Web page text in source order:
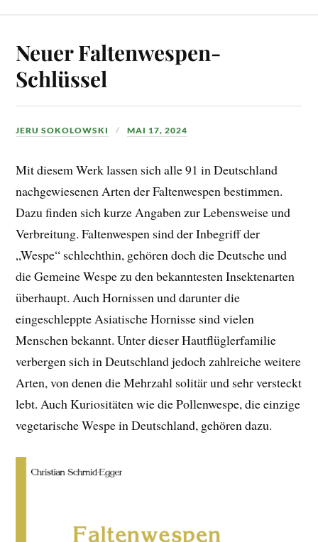
Neuer Faltenwespen-
Schlüssel
JERU SOKOLOWSKI MAI 17, 2024
Mit diesem Werk lassen sich alle 91 in Deutschland
nachgewiesenen Arten der Faltenwespen bestimmen.
Dazu finden sich kurze Angaben zur Lebensweise und
Verbreitung. Faltenwespen sind der Inbegriff der
„Wespe“ schlechthin, gehören doch die Deutsche und
die Gemeine Wespe zu den bekanntesten Insektenarten
überhaupt. Auch Hornissen und darunter die
eingeschleppte Asiatische Hornisse sind vielen
Menschen bekannt. Unter dieser Hautflüglerfamilie
verbergen sich in Deutschland jedoch zahlreiche weitere
Arten, von denen die Mehrzahl solitär und sehr versteckt
lebt. Auch Kuriositäten wie die Pollenwespe, die einzige
vegetarische Wespe in Deutschland, gehören dazu.